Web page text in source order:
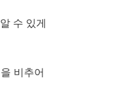
수 있게
비추어